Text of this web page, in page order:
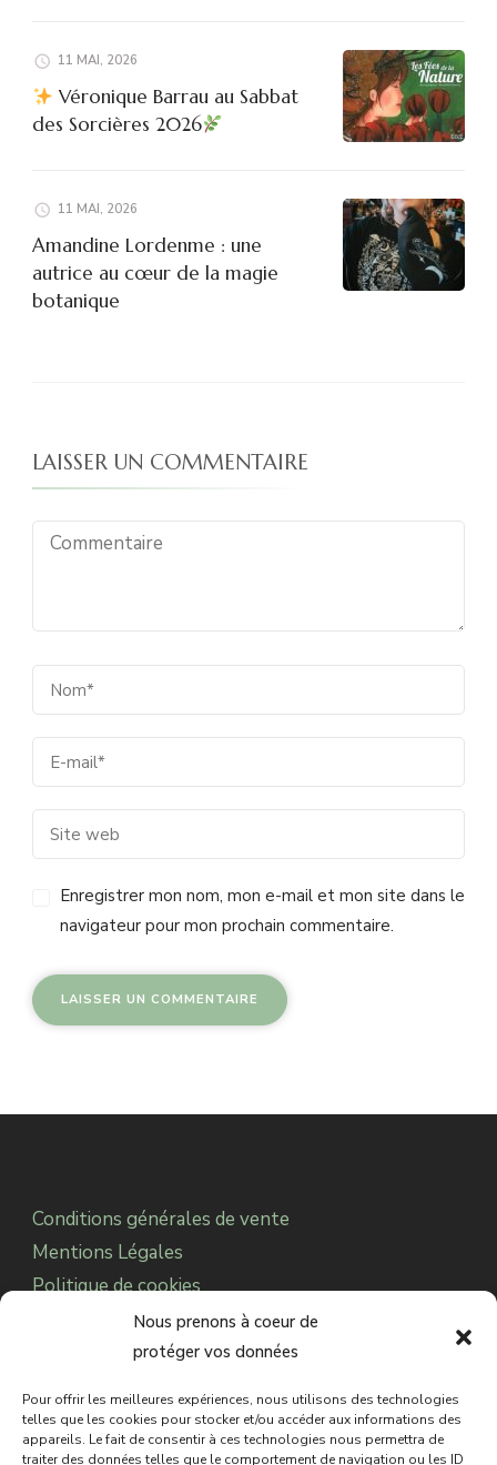
Nous prenons à coeur de
protéger vos données
Pour offrir les meilleures expériences, nous utilisons des technologies
telles que les cookies pour stocker et/ou accéder aux informations des
appareils. Le fait de consentir à ces technologies nous permettra de
traiter des données telles que le comportement de navigation ou les ID
11 MAI, 2026
Véronique Barrau au Sabbat
des Sorcières 2026
11 MAI, 2026
Amandine Lordenme : une
autrice au cœur de la magie
botanique
LAISSER UN COMMENTAIRE
Enregistrer mon nom, mon e-mail et mon site dans le
navigateur pour mon prochain commentaire.
Conditions générales de vente
Mentions Légales
Politique de cookies
Notre Association
© 2025 CDC Paranormal.Sabbat des Sorcières
est une marque déposée auprès de l’INPI.Tous